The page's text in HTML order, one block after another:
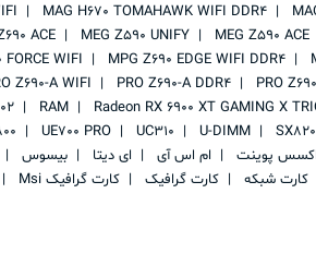
MAG H670 TOMAHAWK WIFI DDR4
MEG Z590 ACE
MEG Z590 UNIFY
ACE
MPG Z690 EDGE WIFI DDR4
FORCE WIFI
PRO
PRO Z690-A DDR4
Z690-A WIFI
Radeon RX 6900 XT GAMING X
RAM
U-DIMM
UC310
UE700 PRO
اکسس پوینت ام اس آی ای دیتا بیسوس
کارت شبکه کارت گرافیک کارت گرافیک Msi